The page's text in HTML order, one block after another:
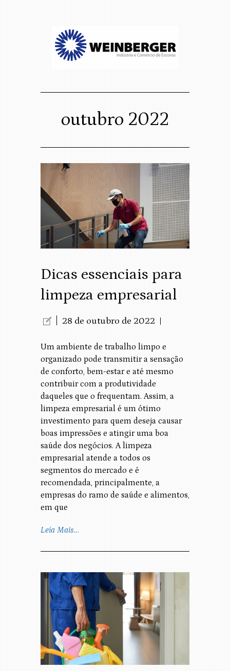
outubro 2022
Dicas essenciais para
limpeza empresarial
28 de outubro de 2022
Um ambiente de trabalho limpo e
organizado pode transmitir a sensação
de conforto, bem-estar e até mesmo
contribuir com a produtividade
daqueles que o frequentam. Assim, a
limpeza empresarial é um ótimo
investimento para quem deseja causar
boas impressões e atingir uma boa
saúde dos negócios. A limpeza
empresarial atende a todos os
segmentos do mercado e é
recomendada, principalmente, a
empresas do ramo de saúde e alimentos,
em que
Leia Mais…